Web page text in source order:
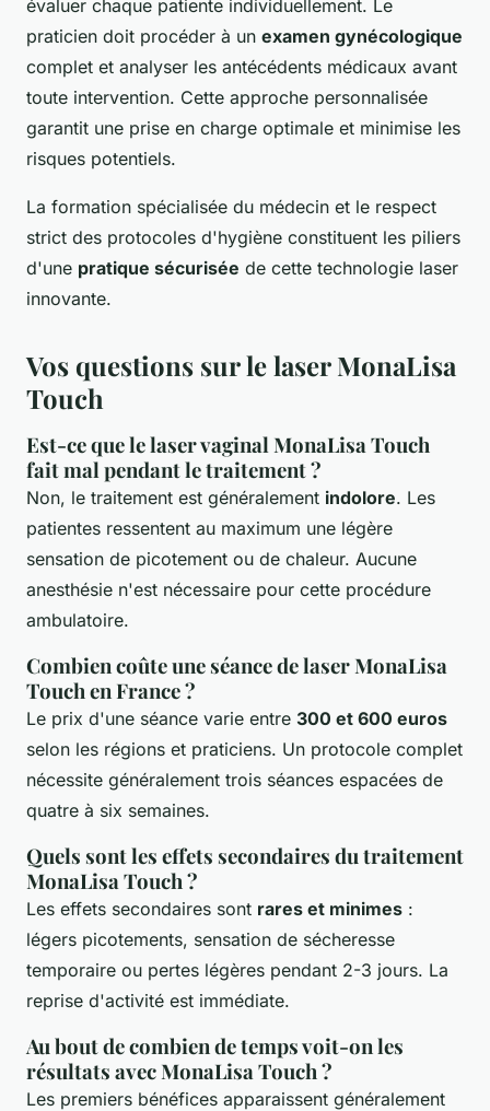
évaluer chaque patiente individuellement. Le
praticien doit procéder à un examen gynécologique
complet et analyser les antécédents médicaux avant
toute intervention. Cette approche personnalisée
garantit une prise en charge optimale et minimise les
risques potentiels.
La formation spécialisée du médecin et le respect
strict des protocoles d'hygiène constituent les piliers
d'une pratique sécurisée de cette technologie laser
innovante.
Vos questions sur le laser MonaLisa
Touch
Est-ce que le laser vaginal MonaLisa Touch
fait mal pendant le traitement ?
Non, le traitement est généralement indolore. Les
patientes ressentent au maximum une légère
sensation de picotement ou de chaleur. Aucune
anesthésie n'est nécessaire pour cette procédure
ambulatoire.
Combien coûte une séance de laser MonaLisa
Touch en France ?
Le prix d'une séance varie entre 300 et 600 euros
selon les régions et praticiens. Un protocole complet
nécessite généralement trois séances espacées de
quatre à six semaines.
Quels sont les effets secondaires du traitement
MonaLisa Touch ?
Les effets secondaires sont rares et minimes :
légers picotements, sensation de sécheresse
temporaire ou pertes légères pendant 2-3 jours. La
reprise d'activité est immédiate.
Au bout de combien de temps voit-on les
résultats avec MonaLisa Touch ?
Les premiers bénéfices apparaissent généralement